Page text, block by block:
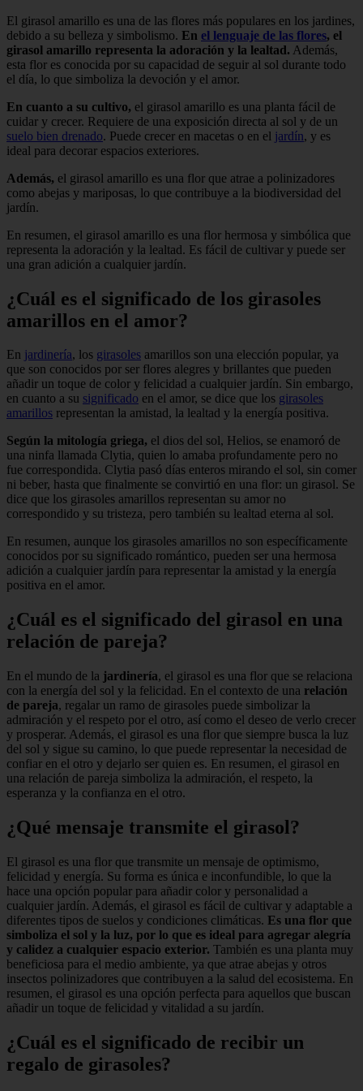
El girasol amarillo es una de las flores más populares en los jardines,
debido a su belleza y simbolismo. En el lenguaje de las flores, el
girasol amarillo representa la adoración y la lealtad. Además,
esta flor es conocida por su capacidad de seguir al sol durante todo
el día, lo que simboliza la devoción y el amor.
En cuanto a su cultivo, el girasol amarillo es una planta fácil de
cuidar y crecer. Requiere de una exposición directa al sol y de un
suelo bien drenado. Puede crecer en macetas o en el jardín, y es
ideal para decorar espacios exteriores.
Además, el girasol amarillo es una flor que atrae a polinizadores
como abejas y mariposas, lo que contribuye a la biodiversidad del
jardín.
En resumen, el girasol amarillo es una flor hermosa y simbólica que
representa la adoración y la lealtad. Es fácil de cultivar y puede ser
una gran adición a cualquier jardín.
¿Cuál es el significado de los girasoles
amarillos en el amor?
En jardinería, los girasoles amarillos son una elección popular, ya
que son conocidos por ser flores alegres y brillantes que pueden
añadir un toque de color y felicidad a cualquier jardín. Sin embargo,
en cuanto a su significado en el amor, se dice que los girasoles
amarillos representan la amistad, la lealtad y la energía positiva.
Según la mitología griega, el dios del sol, Helios, se enamoró de
una ninfa llamada Clytia, quien lo amaba profundamente pero no
fue correspondida. Clytia pasó días enteros mirando el sol, sin comer
ni beber, hasta que finalmente se convirtió en una flor: un girasol. Se
dice que los girasoles amarillos representan su amor no
correspondido y su tristeza, pero también su lealtad eterna al sol.
En resumen, aunque los girasoles amarillos no son específicamente
conocidos por su significado romántico, pueden ser una hermosa
adición a cualquier jardín para representar la amistad y la energía
positiva en el amor.
¿Cuál es el significado del girasol en una
relación de pareja?
En el mundo de la jardinería, el girasol es una flor que se relaciona
con la energía del sol y la felicidad. En el contexto de una relación
de pareja, regalar un ramo de girasoles puede simbolizar la
admiración y el respeto por el otro, así como el deseo de verlo crecer
y prosperar. Además, el girasol es una flor que siempre busca la luz
del sol y sigue su camino, lo que puede representar la necesidad de
confiar en el otro y dejarlo ser quien es. En resumen, el girasol en
una relación de pareja simboliza la admiración, el respeto, la
esperanza y la confianza en el otro.
¿Qué mensaje transmite el girasol?
El girasol es una flor que transmite un mensaje de optimismo,
felicidad y energía. Su forma es única e inconfundible, lo que la
hace una opción popular para añadir color y personalidad a
cualquier jardín. Además, el girasol es fácil de cultivar y adaptable a
diferentes tipos de suelos y condiciones climáticas. Es una flor que
simboliza el sol y la luz, por lo que es ideal para agregar alegría
y calidez a cualquier espacio exterior. También es una planta muy
beneficiosa para el medio ambiente, ya que atrae abejas y otros
insectos polinizadores que contribuyen a la salud del ecosistema. En
resumen, el girasol es una opción perfecta para aquellos que buscan
añadir un toque de felicidad y vitalidad a su jardín.
¿Cuál es el significado de recibir un
regalo de girasoles?